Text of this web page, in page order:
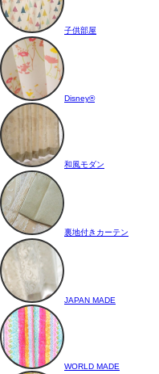
子供部屋
Disney®
和風モダン
裏地付きカーテン
JAPAN MADE
WORLD MADE